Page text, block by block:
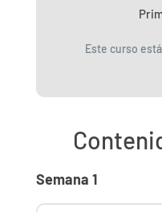
Este curso
Semana 1